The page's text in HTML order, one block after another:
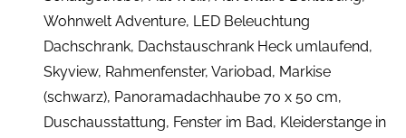
Wohnwelt Adventure, LED Beleuchtung
Dachschrank, Dachstauschrank Heck umlaufend,
Skyview, Rahmenfenster, Variobad, Markise
(schwarz), Panoramadachhaube 70 x 50 cm,
Duschausstattung, Fenster im Bad, Kleiderstange in